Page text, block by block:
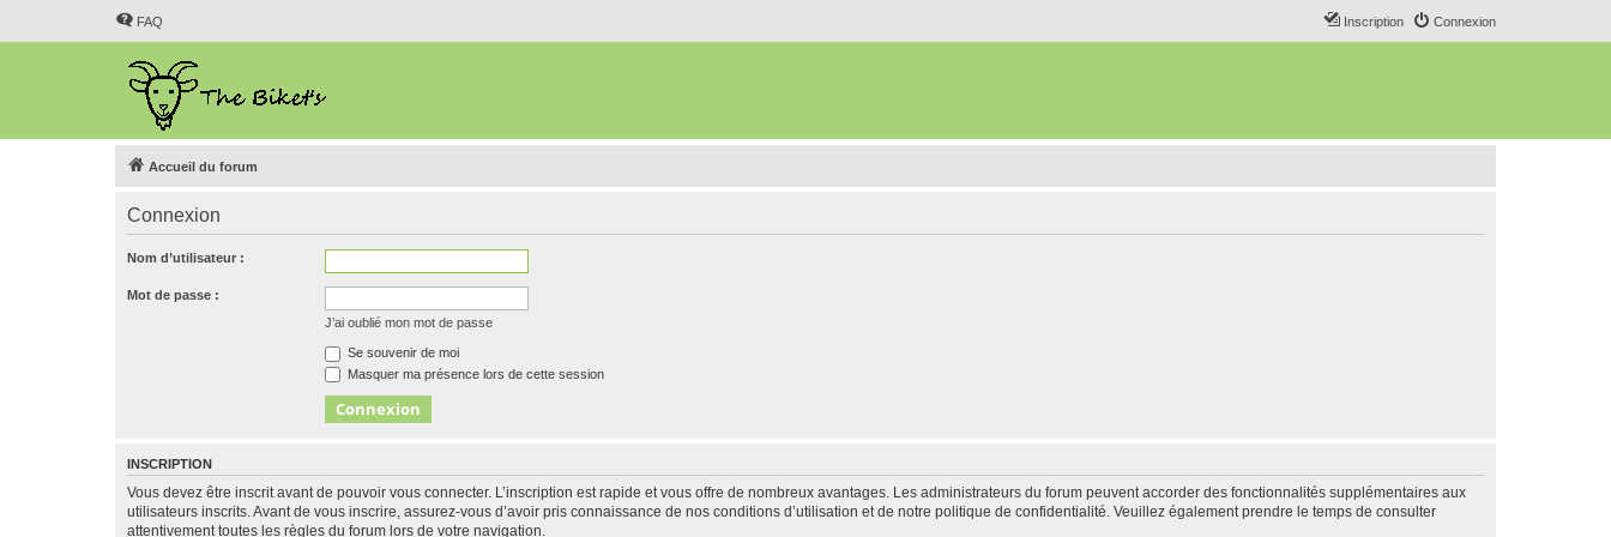
FAQ Connexion
Inscription
Accueil du forum
Connexion
Nom d’utilisateur :
Mot de passe :
J’ai oublié mon mot de passe
Se souvenir de moi
Masquer ma présence lors de cette session
INSCRIPTION
Vous devez être inscrit avant de pouvoir vous connecter. L’inscription est rapide et vous offre de nombreux avantages. Les administrateurs du forum peuvent accorder des fonctionnalités supplémentaires aux
utilisateurs inscrits. Avant de vous inscrire, assurez-vous d’avoir pris connaissance de nos conditions d’utilisation et de notre politique de confidentialité. Veuillez également prendre le temps de consulter
attentivement toutes les règles du forum lors de votre navigation.